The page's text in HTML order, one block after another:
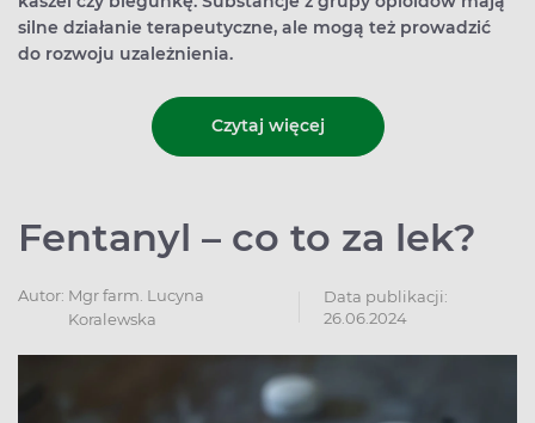
silne działanie terapeutyczne, ale mogą też prowadzić
do rozwoju uzależnienia.
Czytaj więcej
Fentanyl – co to za lek?
Autor: Mgr farm. Lucyna
Koralewska
Data publikacji:
26.06.2024